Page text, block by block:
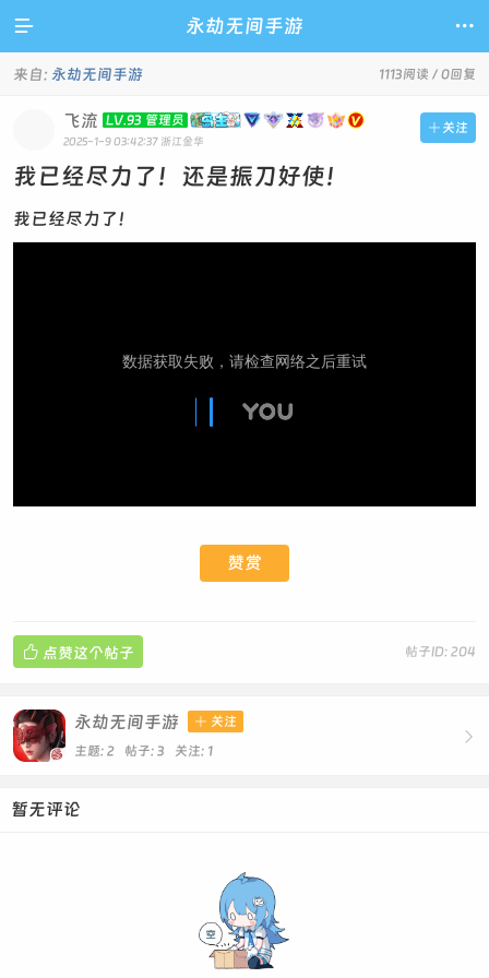
 永劫无间手游 
1113阅读 / 0回复
来自: 永劫无间手游
 关注
飞流 LV.93 管理员
2025-1-9 03:42:37 浙江金华
我已经尽力了！还是振刀好使！
我已经尽力了！
赞赏
帖子ID: 204
 点赞这个帖子

永劫无间手游  关注
主题: 2 帖子: 3 关注: 1
暂无评论